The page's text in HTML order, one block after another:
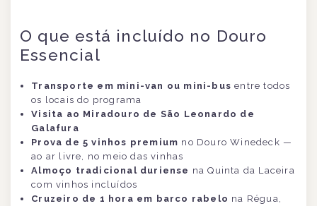
O que está incluído no Douro
Essencial
Transporte em mini-van ou mini-bus entre todos
os locais do programa
Visita ao Miradouro de São Leonardo de
Galafura
Prova de 5 vinhos premium no Douro Winedeck —
ao ar livre, no meio das vinhas
Almoço tradicional duriense na Quinta da Laceira
com vinhos incluídos
Cruzeiro de 1 hora em barco rabelo na Régua,